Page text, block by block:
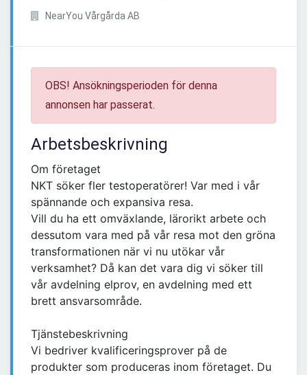
NearYou Vårgårda AB
OBS! Ansökningsperioden för denna
annonsen har passerat.
Arbetsbeskrivning
Om företaget
NKT söker fler testoperatörer! Var med i vår
spännande och expansiva resa.
Vill du ha ett omväxlande, lärorikt arbete och
dessutom vara med på vår resa mot den gröna
transformationen när vi nu utökar vår
verksamhet? Då kan det vara dig vi söker till
vår avdelning elprov, en avdelning med ett
brett ansvarsområde.
Tjänstebeskrivning
Vi bedriver kvalificeringsprover på de
produkter som produceras inom företaget. Du